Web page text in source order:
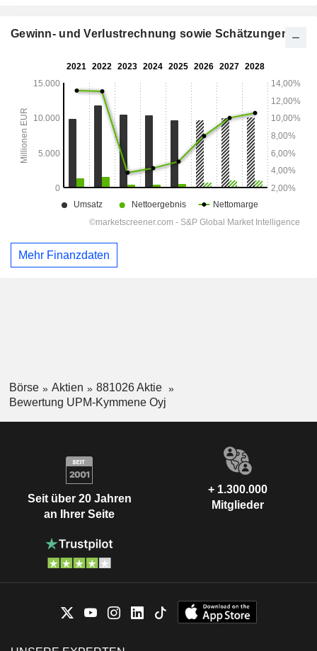
Gewinn- und Verlustrechnung sowie Schätzungen
Mehr Finanzdaten
Börse Aktien
881026 Aktie
Bewertung UPM-Kymmene Oyj
Seit über 20 Jahren
an Ihrer Seite
+ 1.300.000
Mitglieder